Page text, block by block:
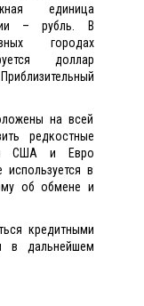
единица
– рубль. В
городах
доллар
на всей
редкостные
США и Евро
в
об обмене и
кредитными
в дальнейшем